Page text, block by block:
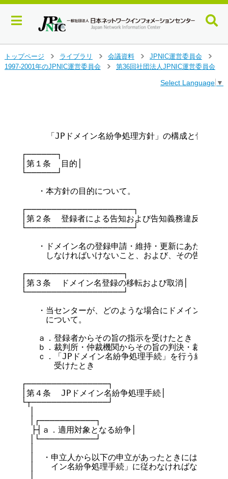
イ
トップページ
>
ライブラリ
>
会議資料
>
JPNIC運営委員会
>
1997-2001年のJPNIC運営委員会
第36回社団法人JPNIC運営委員会
Select Language ▼
「JPドメイン名紛争処理方針」の構成と骨子（
┌──────┐
│第１条  目的│
└──────┘
・本方針の目的について。
┌─────────────────────┐
│第２条  登録者による告知および告知義務違反│
└─────────────────────┘
・ドメイン名の登録申請・維持・更新にあたって登
しなければいけないこと、および、その告知を怠
┌───────────────────┐
│第３条  ドメイン名登録の移転および取消│
└───────────────────┘
・当センターが、どのような場合にドメイン名の移
について。
ａ．登録者からその旨の指示を受けたとき（紛争中
ｂ．裁判所・仲裁機関からその旨の判決・裁定の正
ｃ．「JPドメイン名紛争処理手続」を行う紛争処理
受けたとき
┌────────────────┐
│第４条  JPドメイン名紛争処理手続│
└┬───────────────┘
│┌───────────┐
  ├┤ａ．適用対象となる紛争│
│└───────────┘
│　・申立人から以下の申立があったときにはJPドメ
│　　イン名紛争処理手続」に従わなければならない